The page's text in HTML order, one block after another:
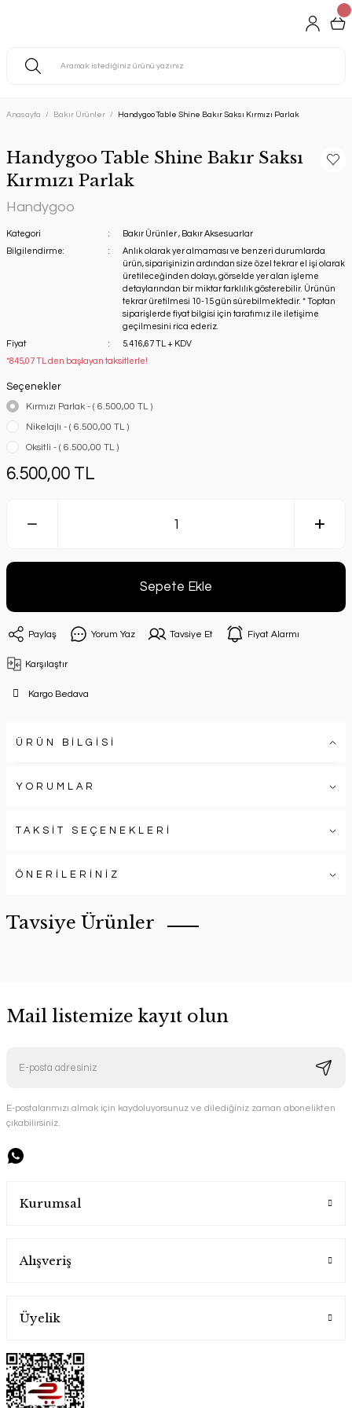
Anasayfa Bakır Ürünler Handygoo Table Shine Bakır Saksı Kırmızı Parlak
Handygoo Table Shine Bakır Saksı
Kırmızı Parlak
Handygoo
Kategori Bakır Ürünler , Bakır Aksesuarlar
Bilgilendirme:
Anlık olarak yer almaması ve benzeri durumlarda
ürün, siparişinizin ardından size özel tekrar el işi olarak
üretileceğinden dolayı, görselde yer alan işleme
detaylarından bir miktar farklılık gösterebilir. Ürünün
tekrar üretilmesi 10-15 gün sürebilmektedir. * Toptan
siparişlerde fiyat bilgisi için tarafımız ile iletişime
geçilmesini rica ederiz.
Fiyat
5.416,67 TL + KDV
*845,07 TL den başlayan taksitlerle!
Seçenekler
Kırmızı Parlak - ( 6.500,00 TL )
Nikelajlı - ( 6.500,00 TL )
Oksitli - ( 6.500,00 TL )
6.500,00 TL
Sepete Ekle
Paylaş Yorum Yaz Tavsiye Et Fiyat Alarmı
Karşılaştır
Kargo Bedava
ÜRÜN BİLGİSİ
YORUMLAR
TAKSİT SEÇENEKLERİ
ÖNERİLERİNİZ
Tavsiye Ürünler
Handygoo Çiçek El İşlemesi Kırmızı Bakır Sürahi
Mail listemize kayıt olun
E-postalarımızı almak için kaydoluyorsunuz ve dilediğiniz zaman abonelikten
çıkabilirsiniz.
Kurumsal
Alışveriş
Üyelik